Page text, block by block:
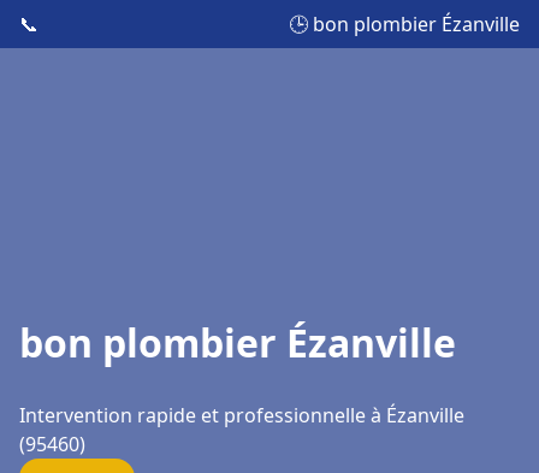
📞 🕒 bon plombier Ézanville
bon plombier Ézanville
Intervention rapide et professionnelle à Ézanville
(95460)